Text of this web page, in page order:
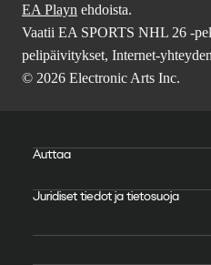
EA Playn ehdoista.
Vaatii EA SPORTS NHL 26 -
pelipäivitykset, Internet-
© 2026 Electronic Arts Inc.
Auttaa
Juridiset tiedot ja tietosuoja